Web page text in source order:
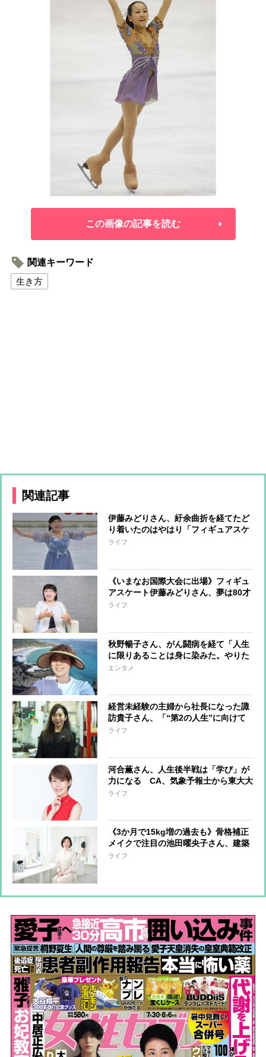
この画像の記事を読む
関連キーワード
生き方
関連記事
伊藤みどりさん、紆余曲折を経てたど
り着いたのはやはり「フィギュアスケ
ート」だった 大会に出場しスケート
（笑）」
ライフ
《いまなお国際大会に出場》フィギュ
アスケート伊藤みどりさん、夢は80才
でダブルアクセル成功「もっと多くの
ライフ
秋野暢子さん、がん闘病を経て「人生
に限りあることは身に染みた。やりた
いことはすぐ行動」1人でハワイ旅行
エンタメ
経営未経験の主婦から社長になった諏
訪貴子さん、「“第2の人生”に向けて
何かを始めるのに遅すぎることはな
ライフ
河合薫さん、人生後半戦は「学び」が
力になる CA、気象予報士から東大大
学院に進み学者に
ライフ
《3か月で15kg増の過去も》骨格補正
メイクで注目の池田曜央子さん、建築
業界→専業主婦→メイク講師へ転身し
ライフ